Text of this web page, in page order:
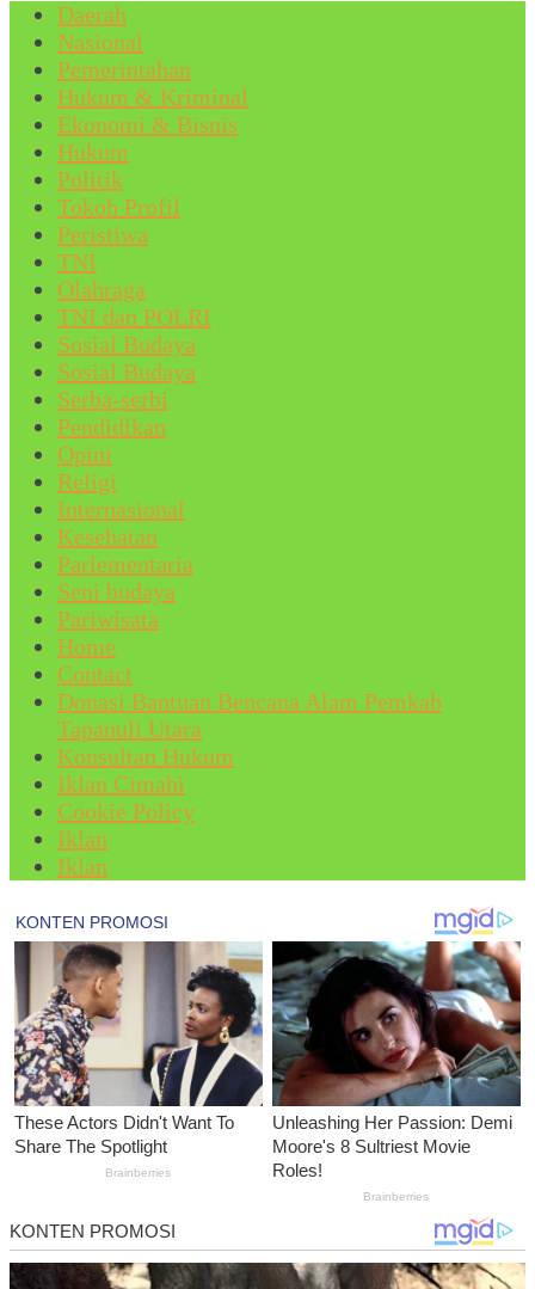
Daerah
Nasional
Pemerintahan
Hukum & Kriminal
Ekonomi & Bisnis
Hukum
Politik
Tokoh Profil
Peristiwa
TNI
Olahraga
TNI dan POLRI
Sosial Budaya
Sosial Budaya
Serba-serbi
Pendidikan
Opini
Religi
Internasional
Kesehatan
Parlementaria
Seni budaya
Pariwisata
Home
Contact
Donasi Bantuan Bencana Alam Pemkab
Tapanuli Utara
Konsultan Hukum
Iklan Cimahi
Cookie Policy
Iklan
Iklan